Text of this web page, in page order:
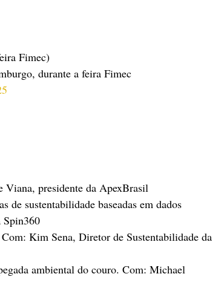
Fimec)
durante a feira Fimec
Viana, presidente da ApexBrasil
de sustentabilidade baseadas em dados
Spin360
Kim Sena, Diretor de Sustentabilidade da
ambiental do couro. Com: Michael